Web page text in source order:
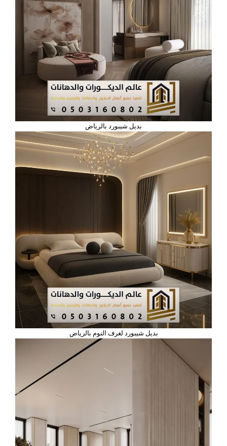
بديل شيبورد بالرياض
بديل شيبورد لغرف النوم بالرياض